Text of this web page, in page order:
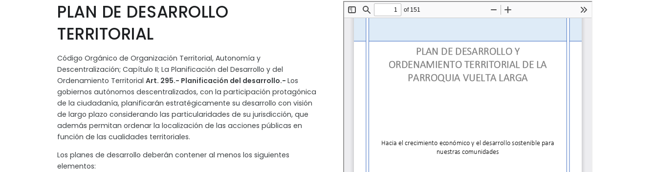
PLAN DE DESARROLLO
TERRITORIAL
Código Orgánico de Organización Territorial, Autonomía y
Descentralización; Capítulo II; La Planificación del Desarrollo y del
Ordenamiento Territorial Art. 295.- Planificación del desarrollo.- Los
gobiernos autónomos descentralizados, con la participación protagónica
de la ciudadanía, planificarán estratégicamente su desarrollo con visión
de largo plazo considerando las particularidades de su jurisdicción, que
además permitan ordenar la localización de las acciones públicas en
función de las cualidades territoriales.
Los planes de desarrollo deberán contener al menos los siguientes
elementos: